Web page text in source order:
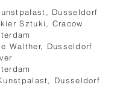
Dusseldorf
Sztuki, Cracow
Walther, Dusseldorf
Dusseldorf